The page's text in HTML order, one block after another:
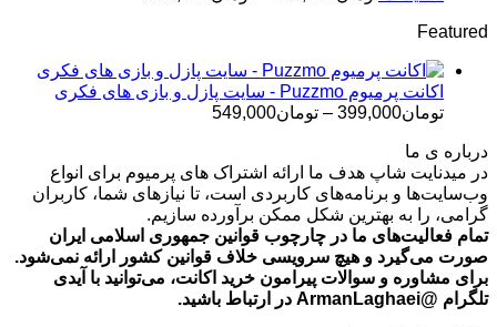
تومان699,000
Featured
اکانت پرمیوم Puzzmo - سایت پازل و بازی های فکری
تومان399,000
– تومان549,000
تا
تومان549,000
درباره ی ما
در میدنایت شاپ هدف ما ارائه اشتراک های پرمیوم برای انواع
وب‌سایت‌ها و برنامه‌های کاربردی است، تا نیازهای شما، کاربران
گرامی، را به بهترین شکل ممکن برآورده سازیم.
تمام فعالیت‌های ما در چارچوب قوانین جمهوری اسلامی ایران
صورت می‌گیرد و هیچ سرویسی خلاف قوانین کشور ارائه نمی‌شود.
برای مشاوره و سوالات پیرامون خرید اکانت، می‌توانید با آیدی
تلگرام @ArmanLaghaei در ارتباط باشید.